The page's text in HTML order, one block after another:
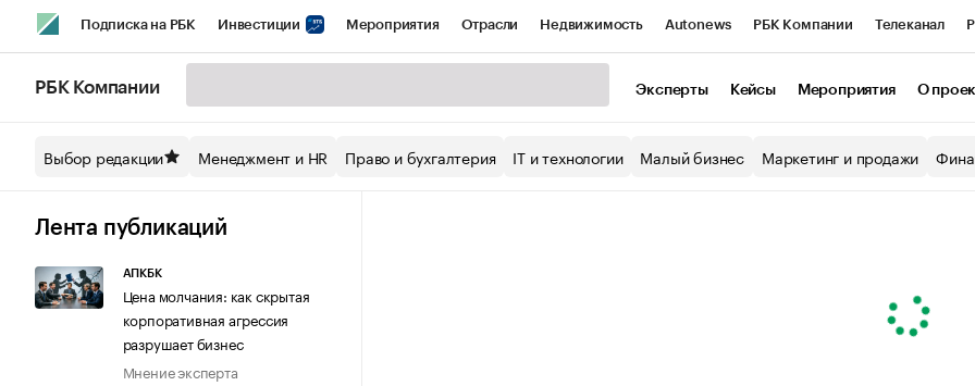
Подписка на РБК Инвестиции Мероприятия Отрасли Недвижимость Autonews РБК Компании Телеканал
Спецпроекты СПб Конференции СПб Спецпроекты Экономика Бизнес
Технологии и медиа
РБК Компании Эксперты Кейсы Мероприятия О
Выбор редакции Менеджмент и HR Право и бухгалтерия IT и технологии Малый бизнес Маркетинг и продажи
Лента публикаций
АПКБК
Цена молчания: как скрытая
корпоративная агрессия
разрушает бизнес
Мнение эксперта